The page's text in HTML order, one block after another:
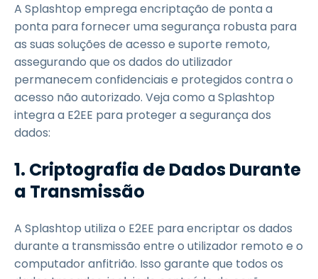
A Splashtop emprega encriptação de ponta a
ponta para fornecer uma segurança robusta para
as suas soluções de acesso e suporte remoto,
assegurando que os dados do utilizador
permanecem confidenciais e protegidos contra o
acesso não autorizado. Veja como a Splashtop
integra a E2EE para proteger a segurança dos
dados:
1. Criptografia de Dados Durante
a Transmissão
A Splashtop utiliza o E2EE para encriptar os dados
durante a transmissão entre o utilizador remoto e o
computador anfitrião. Isso garante que todos os